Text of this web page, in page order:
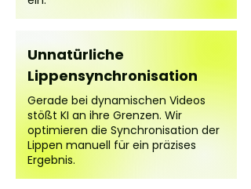
Unnatürliche
Lippensynchronisation
Gerade bei dynamischen Videos
stößt KI an ihre Grenzen. Wir
optimieren die Synchronisation der
Lippen manuell für ein präzises
Ergebnis.